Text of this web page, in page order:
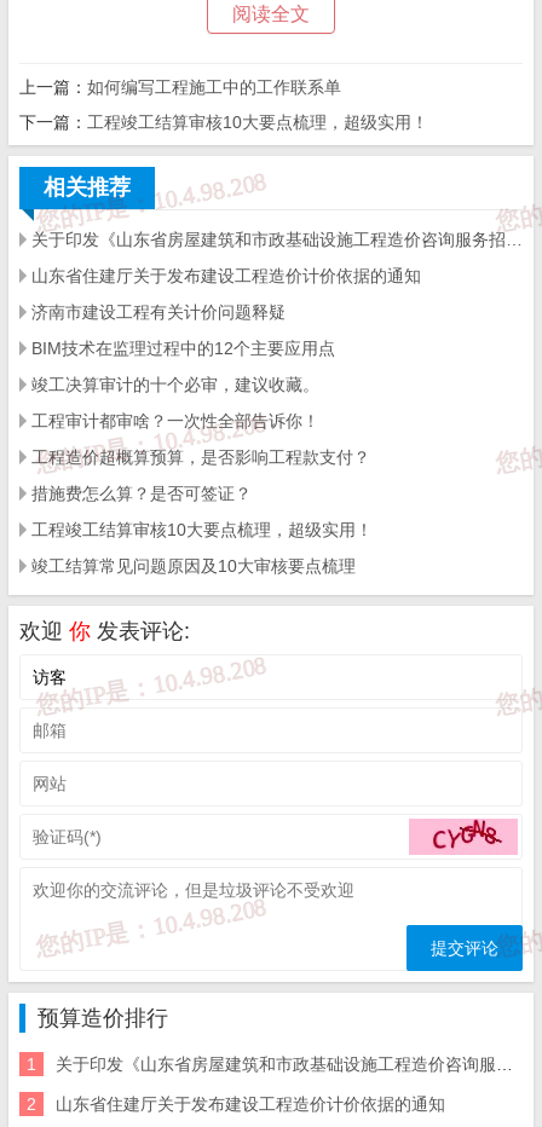
结算仍然采用清单计价方式，结算价是1200万元，另外还有2
不少材料和作法变更也无签字）。
咨询公司在对此工程审计时依据乙方结算报价与合同价格不
符，且结算的综合单价和作法与投标也不尽一致，另外施工
图与投标时图纸变化很大，已经不符合招标文件规定的条件
了。因此决定以定额计价结算的方式进行审计，将结算施工
调整综合单价费用和措施费。双方争执不下，谈判陷入僵
局。这种分歧应如何判定？
答：此问题的焦点在是否按定额计价结算方式。因此
在双方确认按定额价结算时有无签认，如果有无论价
格多少都是正确的。如果没有，双方得重新确定结算
方式后再办理结算。
问题2：清单结算时，材料差价、暂估价调整后、清单子目内
容有调整时应如何结算，按合同约定？材料差价、暂估价调
的内容发生变更，增加或减少应如何处理呢？另外，如果甲
方规定变更单项子目价格在某限额之内不予调整，应如何规
呢？
答：在结算时，材料价差、暂估价调整应该按合同约
定。清单项的变更有两部分，第一是工程量的变化，
格的限额要求调整。第二种要根据合同对设计变更或
签证的具体要求。
阅读全文
上一篇： 如何编写工程施工中的工作联系单
下一篇： 工程竣工结算审核10大要点梳理，超级实用！
相关推荐
山东省住建厅关于发布建设工程造价计价依据的通知
济南市建设工程有关计价问题释疑
BIM技术在监理过程中的12个主要应用点
竣工决算审计的十个必审，建议收藏。
工程审计都审啥？一次性全部告诉你！
工程造价超概算预算，是否影响工程款支付？
措施费怎么算？是否可签证？
工程竣工结算审核10大要点梳理，超级实用！
竣工结算常见问题原因及10大审核要点梳理
欢迎 你 发表评论:
预算造价排行
1 关于印发《山东省房屋建筑和市政基础设施工程造价咨询服务招标文件示范文-济南版》（2025年版）的通知
2 山东省住建厅关于发布建设工程造价计价依据的通知